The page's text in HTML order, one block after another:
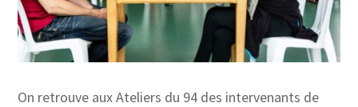
On retrouve aux Ateliers du 94 des intervenants de